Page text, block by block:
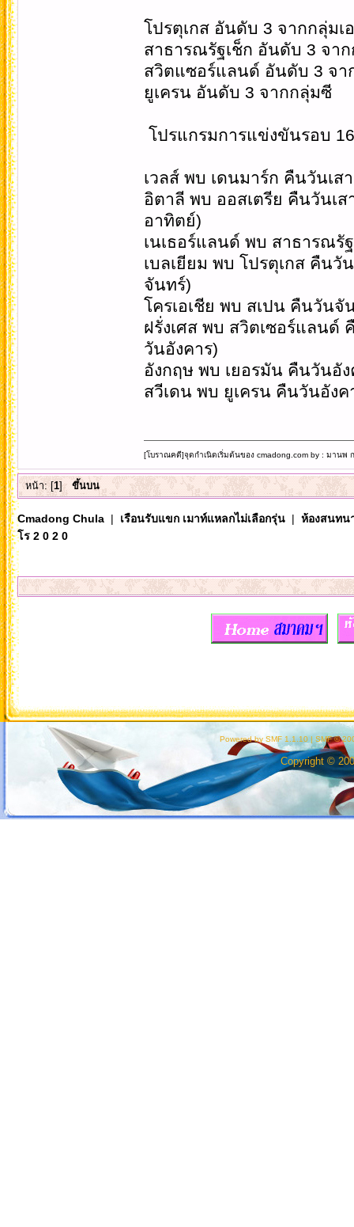
โปรตุเกส อันดับ 3 จากกลุ่มเ
สาธารณรัฐเช็ก อันดับ 3 จา
สวิตแซอร์แลนด์ อันดับ 3 จา
ยูเครน อันดับ 3 จากกลุ่มซี
โปรแกรมการแข่งขันรอบ
เวลส์ พบ เดนมาร์ก คืนวันเ
อิตาลี พบ ออสเตรีย คืนวันเ
อาทิตย์)
เนเธอร์แลนด์ ​พบ สาธารณรั
เบลเยียม พบ โปรตุเกส คืน
จันทร์)
โครเอเชีย พบ สเปน คืนวัน
ฝรั่งเศส พบ สวิตเซอร์แลนด์
วันอังคาร)
อังกฤษ พบ เยอรมัน คืนวันอั
สวีเดน พบ ยูเครน คืนวันอัง
[โบราณคดี]จุดกำเนิดเริ่มต้นของ cmadong.com by : มานพ
หน้า: [1] ขึ้นบน
Cmadong Chula| เรือนรับแขก เมาท์แหลกไม่เลือกรุ่น| ห้องสนทน
โร 2 0 2 0
Powered by SMF 1.1.10 | SMF ©
Copyright ©